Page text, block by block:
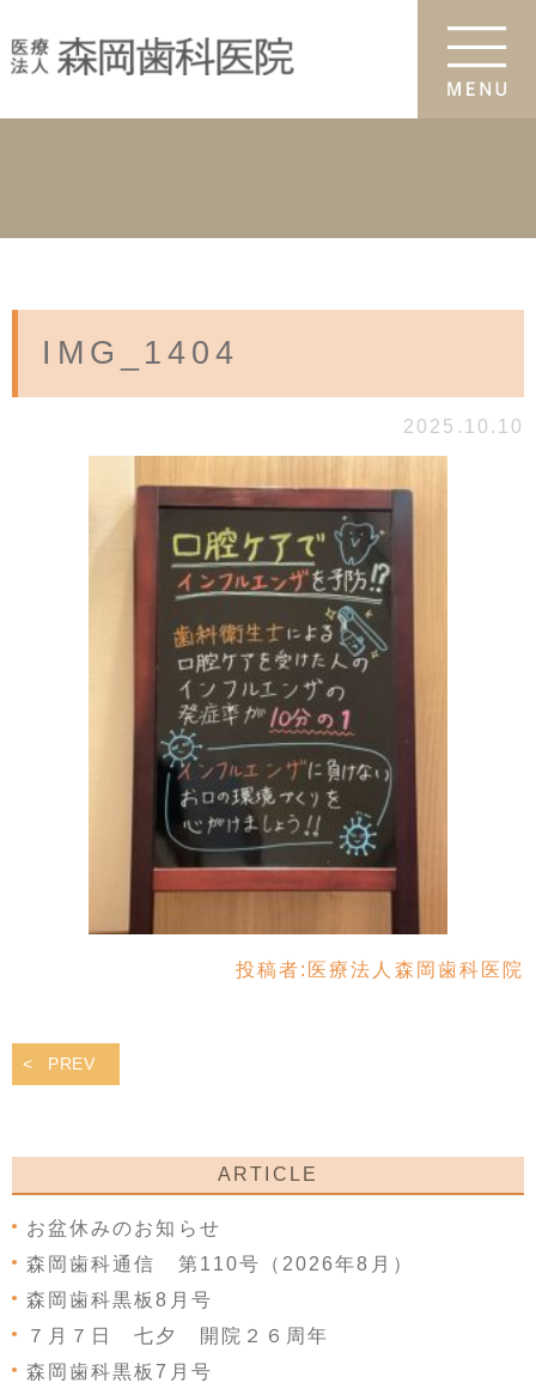
IMG_1404
2025.10.10
投稿者: 医療法人森岡歯科医院
PREV
ARTICLE
お盆休みのお知らせ
森岡歯科通信 第110号（2026年8月）
森岡歯科黒板8月号
７月７日 七夕 開院２６周年
森岡歯科黒板7月号